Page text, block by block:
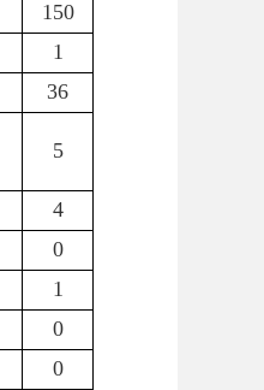
150
1
36
5
4
0
1
0
0